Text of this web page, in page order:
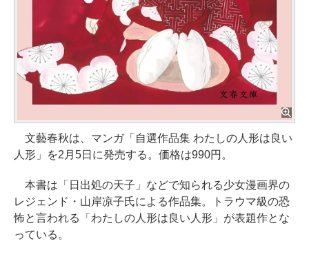
文藝春秋は、マンガ「自選作品集 わたしの人形は良い
人形」を2月5日に発売する。価格は990円。
本書は「日出処の天子」などで知られる少女漫画界の
レジェンド・山岸凉子氏による作品集。トラウマ級の恐
怖と言われる「わたしの人形は良い人形」が表題作とな
っている。